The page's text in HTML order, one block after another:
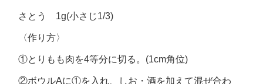
さとう 1g(小さじ1/3)
〈作り方〉
①とりもも肉を4等分に切る。(1cm角位)
②ボウルAに①を入れ、しお・酒を加えて混ぜ合わ